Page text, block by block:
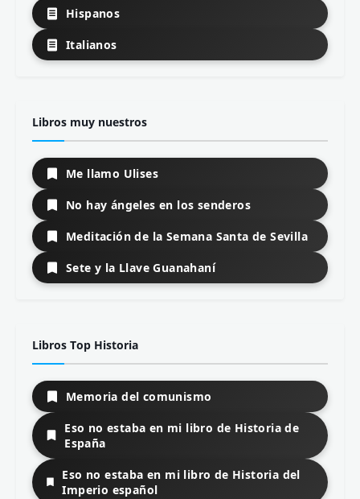
Hispanos
Italianos
Libros muy nuestros
Me llamo Ulises
No hay ángeles en los senderos
Meditación de la Semana Santa de Sevilla
Sete y la Llave Guanahaní
Libros Top Historia
Memoria del comunismo
Eso no estaba en mi libro de Historia de
España
Eso no estaba en mi libro de Historia del
Imperio español